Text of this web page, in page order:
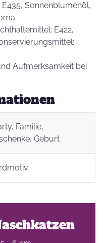
Sonnenblumenöl,
E422,
Aufmerksamkeit bei
, Familie,
, Geburt